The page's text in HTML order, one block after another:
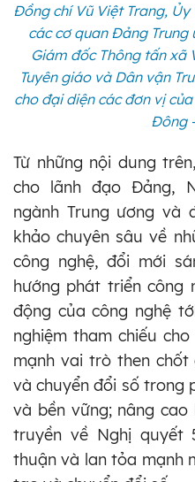
Đồng chí Vũ Việt Trang,
các cơ quan Đảng Trung
Giám đốc Thông tấn xã
Tuyên giáo và Dân vận
cho đại diện các đơn vị
Đông
Từ những nội dung
cho lãnh đạo Đảng,
ngành Trung ương và
khảo chuyên sâu về
công nghệ, đổi mới
hướng phát triển công
động của công nghệ
nghiệm tham chiếu
mạnh vai trò then chốt
và chuyển đổi số trong
và bền vững; nâng
truyền về Nghị quyết
thuận và lan tỏa mạnh